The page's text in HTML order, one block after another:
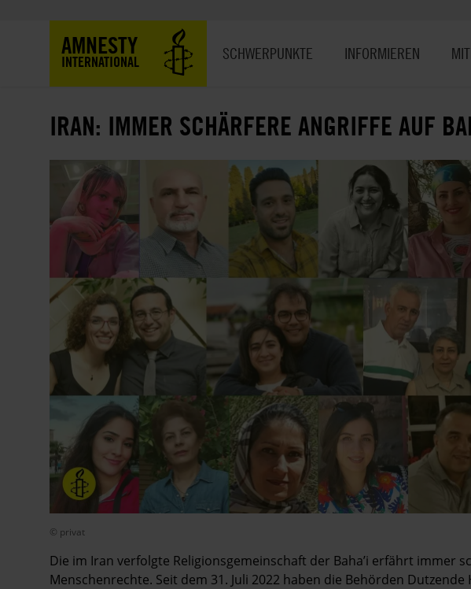
AMNESTY
INTERNATIONAL SCHWERPUNKTE INFORMIEREN
IRAN: IMMER SCHÄRFERE ANGRIFFE AUF
© privat
Die im Iran verfolgte Religionsgemeinschaft der Baha’i erfährt immer
Menschenrechte. Seit dem 31. Juli 2022 haben die Behörden